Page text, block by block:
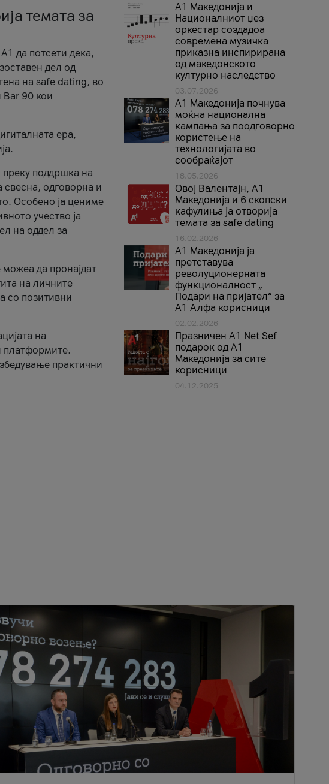
темата за
да потсети дека,
дел од
на safe dating, во
Bar 90 кои
ера,
преку поддршка на
свесна, одговорна и
Особено ја цениме
учество ја
на оддел за
можеа да пронајдат
на личните
со позитивни
на
платформите.
практични
А1 Македонија и
Националниот џез
оркестар создадоа
современа музичка
приказна инспирирана
од македонското
културно наследство
03.07.2026
A1 Македонија почнува
моќна национална
кампања за поодговорно
користење на
технологијата во
сообраќајот
18.05.2026
Овој Валентајн, A1
Македонија и 6 скопски
кафулиња ја отворија
темата за safe dating
16.02.2026
А1 Македонија ја
претставува
револуционерната
функционалност „
Подари на пријател“ за
А1 Алфа корисници
02.02.2026
Празничен A1 Net Sеf
подарок од А1
Македонија за сите
корисници
04.12.2025